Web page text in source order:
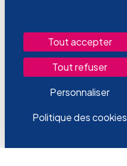
Tout accepter
Tout refuser
Personnaliser
Politique des cookies